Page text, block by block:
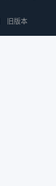
旧版本